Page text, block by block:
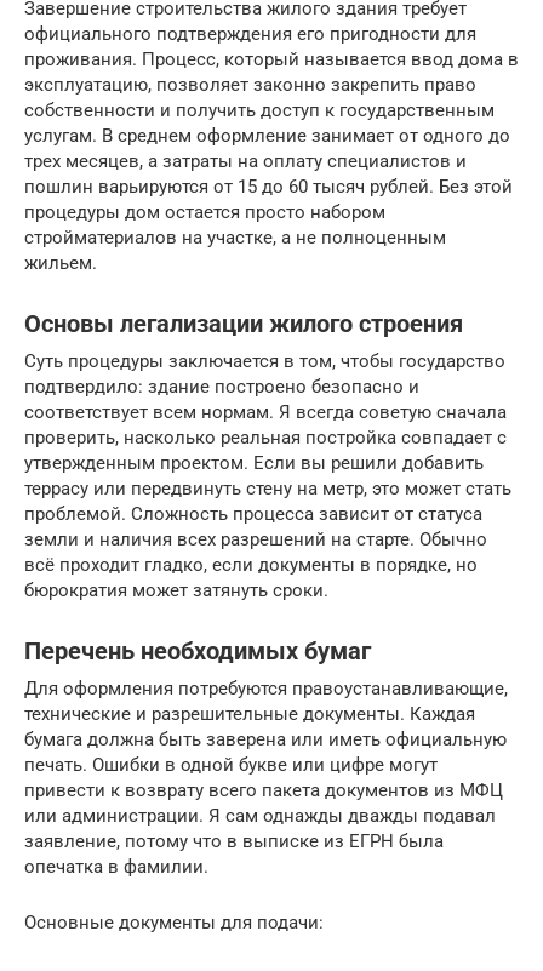
Завершение строительства жилого здания требует
официального подтверждения его пригодности для
проживания. Процесс, который называется ввод дома в
эксплуатацию, позволяет законно закрепить право
собственности и получить доступ к государственным
услугам. В среднем оформление занимает от одного до
трех месяцев, а затраты на оплату специалистов и
пошлин варьируются от 15 до 60 тысяч рублей. Без этой
процедуры дом остается просто набором
стройматериалов на участке, а не полноценным
жильем.
Основы легализации жилого строения
Суть процедуры заключается в том, чтобы государство
подтвердило: здание построено безопасно и
соответствует всем нормам. Я всегда советую сначала
проверить, насколько реальная постройка совпадает с
утвержденным проектом. Если вы решили добавить
террасу или передвинуть стену на метр, это может стать
проблемой. Сложность процесса зависит от статуса
земли и наличия всех разрешений на старте. Обычно
всё проходит гладко, если документы в порядке, но
бюрократия может затянуть сроки.
Перечень необходимых бумаг
Для оформления потребуются правоустанавливающие,
технические и разрешительные документы. Каждая
бумага должна быть заверена или иметь официальную
печать. Ошибки в одной букве или цифре могут
привести к возврату всего пакета документов из МФЦ
или администрации. Я сам однажды дважды подавал
заявление, потому что в выписке из ЕГРН была
опечатка в фамилии.
Основные документы для подачи: